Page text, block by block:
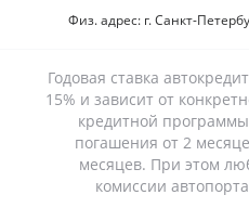
Физ. адрес: г. Санкт-
Годовая ставка
15% и зависит от
кредитной
погашения от 2
месяцев. При этом
комиссии